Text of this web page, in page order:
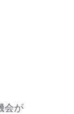
会が